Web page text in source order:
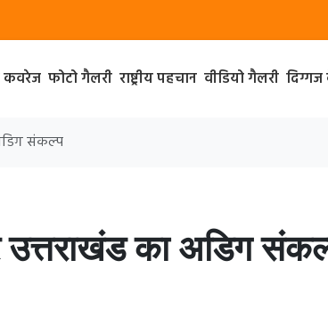
कवरेज फोटो गैलरी राष्ट्रीय पहचान वीडियो गैलरी
संकल्प
उत्तराखंड का अडिग